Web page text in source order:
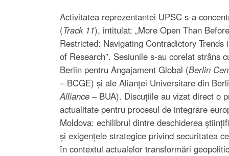
Activitatea reprezentantei UPSC s-a
(Track 11), intitulat: „More Open Than
Restricted: Navigating Contradictory
of Research”. Sesiunile s-au corelat strâns
Berlin pentru Angajament Global (Berlin
– BCGE) și ale Alianței Universitare din
Alliance – BUA). Discuțiile au vizat direct o
actualitate pentru procesul de integrare
Moldova: echilibrul dintre deschiderea
și exigențele strategice privind securitatea
în contextul actualelor transformări